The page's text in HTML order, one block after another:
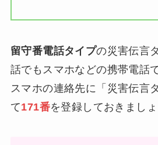
留守番電話タイプの災害伝言
話でもスマホなどの携帯電話
スマホの連絡先に「災害伝言
て171番を登録しておきましょ